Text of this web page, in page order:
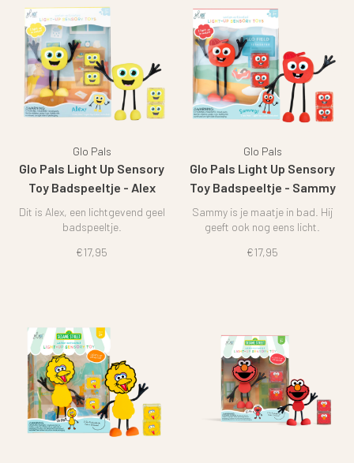
Glo Pals
Glo Pals Light Up Sensory
Toy Badspeeltje - Alex
Dit is Alex, een lichtgevend geel
badspeeltje.
€17,95
Glo Pals
Glo Pals Light Up Sensory
Toy Badspeeltje - Sammy
Sammy is je maatje in bad. Hij
geeft ook nog eens licht.
€17,95